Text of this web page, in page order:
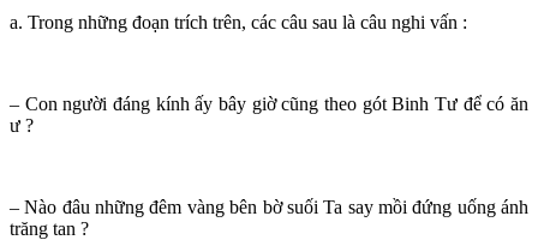
a. Trong những đoạn trích trên, các câu sau là câu nghi vấn :
– Con người đáng kính ấy bây giờ cũng theo gót Binh Tư để có ăn
ư ?
– Nào đâu những đêm vàng bên bờ suối Ta say mồi đứng uống ánh
trăng tan ?